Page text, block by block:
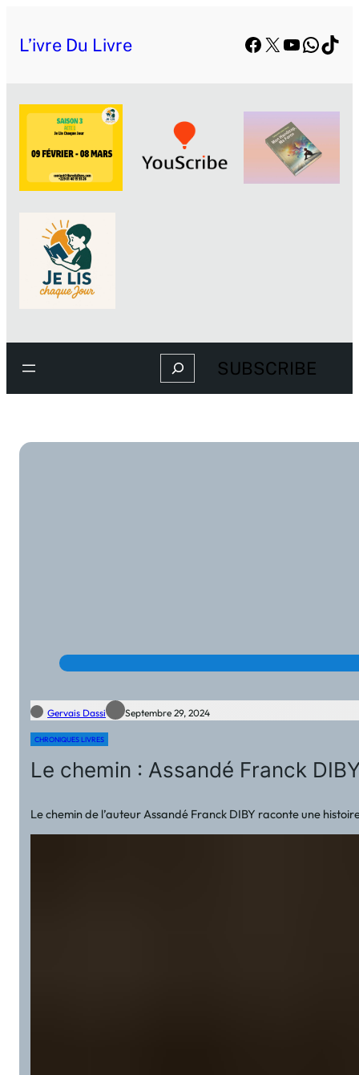
L’ivre Du Livre Facebook
X YouTube
Search SUBSCRIBE
Gervais Dassi Septembre 29, 2024
CHRONIQUES LIVRES
Le chemin : Assandé Franck
Le chemin de l’auteur Assandé Franck DIBY raconte une